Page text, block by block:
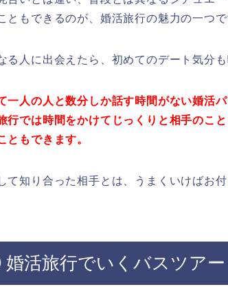
ともできるのが、婚活旅行の魅力の一つで
る人に出会えたら、初めてのデート気分
一人の人と数分しか話す時間がない婚活
行では時間をかけてじっくりと相手のこ
ともできます。
て知り合った相手とは、うまくいけばお
活旅行でいくバスツアー